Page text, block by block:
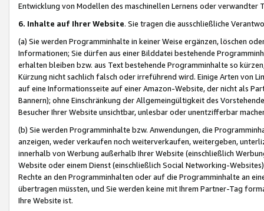
Entwicklung von Modellen des maschinellen Lernens oder
6. Inhalte auf Ihrer Website. Sie tragen die ausschließliche
(a) Sie werden Programminhalte in keiner Weise ergänzen, löschen
Informationen; Sie dürfen aus einer Bilddatei bestehende
erhalten bleiben bzw. aus Text bestehende Programminhalte so
Kürzung nicht sachlich falsch oder irreführend wird. Einige Arten von
auf eine Informationsseite auf einer Amazon-Website, der nicht als
Bannern); ohne Einschränkung der Allgemeingültigkeit des
Besucher Ihrer Website unsichtbar, unlesbar oder unentzifferbar
(b) Sie werden Programminhalte bzw. Anwendungen, die
anzeigen, weder verkaufen noch weiterverkaufen, weitergeben,
innerhalb von Werbung außerhalb Ihrer Website (einschließlich
Website oder einem Dienst (einschließlich Social Networking-
Rechte an den Programminhalten oder auf die Programminhalte an
übertragen müssten, und Sie werden keine mit Ihrem Partner-Tag
Ihre Website ist.